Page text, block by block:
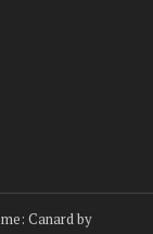
Canard by